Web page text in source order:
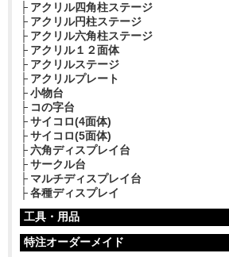
アクリル四角柱ステージ
アクリル円柱ステージ
アクリル六角柱ステージ
アクリル１２面体
アクリルステージ
アクリルプレート
小物台
コの字台
サイコロ(4面体)
サイコロ(5面体)
六角ディスプレイ台
サークル台
マルチディスプレイ台
各種ディスプレイ
工具・用品
特注オーダーメイド